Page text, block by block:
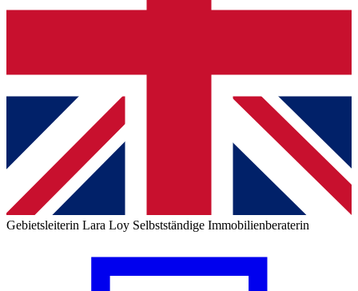
Gebietsleiterin Lara Loy Selbstständige Immobilienberaterin